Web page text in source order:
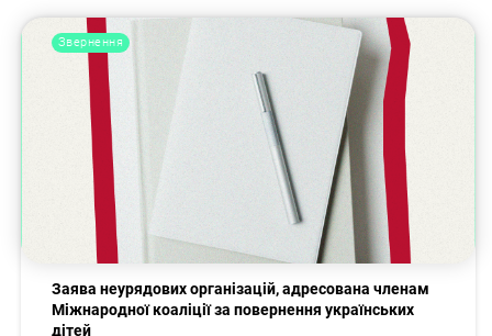
Звернення
Заява неурядових організацій, адресована членам
Міжнародної коаліції за повернення українських
дітей